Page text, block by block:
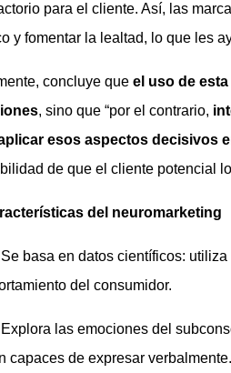
para el cliente. Así, las
y fomentar la lealtad, lo que les
concluye que el uso de
, sino que “por el contrario,
esos aspectos decisivos
de que el cliente potencial
del neuromarketing
en datos científicos: utiliza
del consumidor.
las emociones del
capaces de expresar verbalmente.